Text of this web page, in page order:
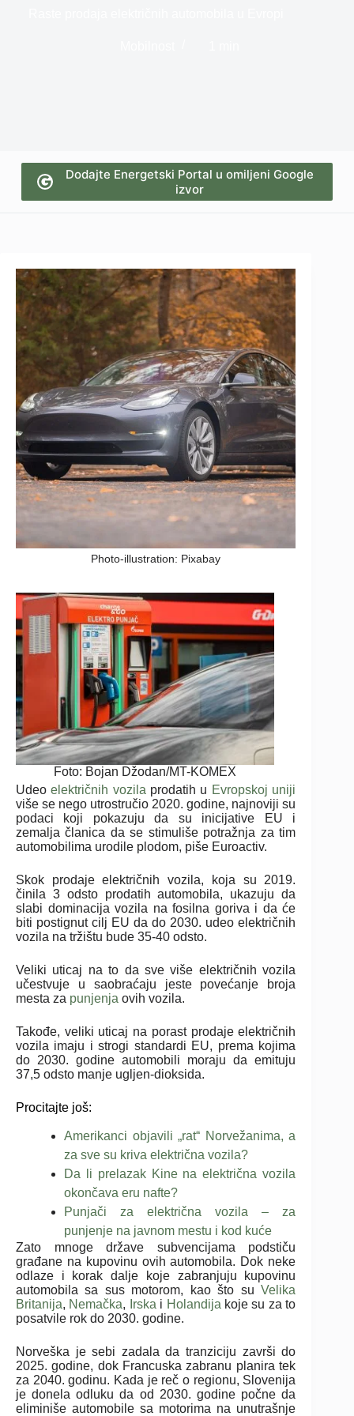
Dodajte Energetski Portal u omiljeni Google
izvor
Photo-illustration: Pixabay
Foto: Bojan Džodan/MT-KOMEX
Udeoelektričnih vozila prodatih u Evropskoj uniji
više se nego utrostručio 2020. godine, najnoviji su
podaci koji pokazuju da su inicijative EU i
zemalja članica da se stimuliše potražnja za tim
automobilima urodile plodom, piše Euroactiv.
Skok prodaje električnih vozila, koja su 2019.
činila 3 odsto prodatih automobila, ukazuju da
slabi dominacija vozila na fosilna goriva i da će
biti postignut cilj EU da do 2030. udeo električnih
vozila na tržištu bude 35-40 odsto.
Veliki uticaj na to da sve više električnih vozila
učestvuje u saobraćaju jeste povećanje broja
mesta za punjenja ovih vozila.
Takođe, veliki uticaj na porast prodaje električnih
vozila imaju i strogi standardi EU, prema kojima
do 2030. godine automobili moraju da emituju
37,5 odsto manje ugljen-dioksida.
Procitajte još:
Amerikanci objavili „rat“ Norvežanima, a
za sve su kriva električna vozila?
Da li prelazak Kine na električna vozila
okončava eru nafte?
Punjači za električna vozila – za
punjenje na javnom mestu i kod kuće
Zato mnoge države subvencijama podstiču
građane na kupovinu ovih automobila. Dok neke
odlaze i korak dalje koje zabranjuju kupovinu
automobila sa sus motorom, kao što suVelika
Britanija, Nemačka, Irska i Holandija koje su za to
posatvile rok do 2030. godine.
Norveška je sebi zadala da tranziciju završi do
2025. godine, dok Francuska zabranu planira tek
za 2040. godinu. Kada je reč o regionu, Slovenija
je donela odluku da od 2030. godine počne da
eliminiše automobile sa motorima na unutrašnje